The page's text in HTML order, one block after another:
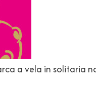
a vela in solitaria